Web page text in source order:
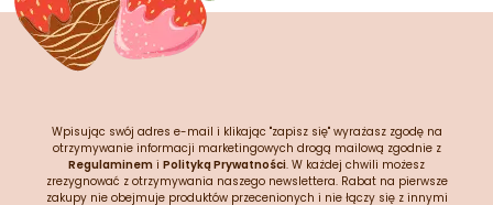
Wpisując swój adres e-mail i klikając "zapisz się" wyrażasz zgodę na
otrzymywanie informacji marketingowych drogą mailową zgodnie z
Regulaminem i Polityką Prywatności. W każdej chwili możesz
zrezygnować z otrzymywania naszego newslettera. Rabat na pierwsze
zakupy nie obejmuje produktów przecenionych i nie łączy się z innymi